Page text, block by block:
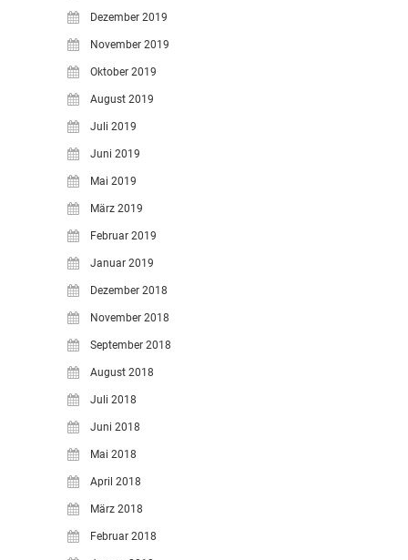
Dezember 2019
November 2019
Oktober 2019
August 2019
Juli 2019
Juni 2019
Mai 2019
März 2019
Februar 2019
Januar 2019
Dezember 2018
November 2018
September 2018
August 2018
Juli 2018
Juni 2018
Mai 2018
April 2018
März 2018
Februar 2018